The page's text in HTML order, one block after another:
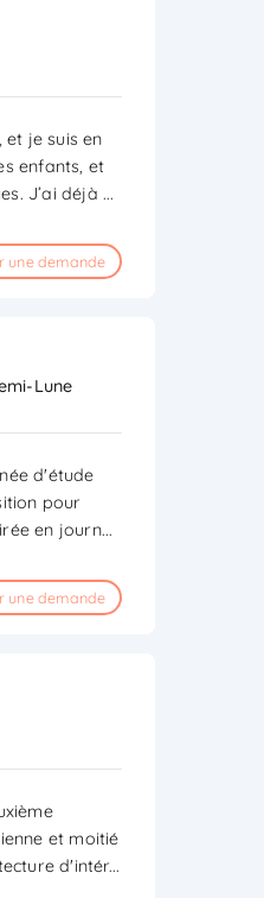
et je suis en
enfants, et
J’ai déjà ...
une demande
Lune
d'étude
pour
en journ...
une demande
et moitié
d'intér...